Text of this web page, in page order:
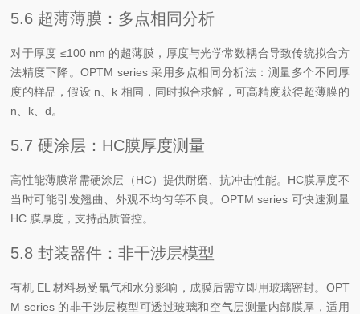
5.6 超薄薄膜：多点相同分析
对于厚度 ≤100 nm 的超薄膜，厚度与光学常数耦合导致传统拟合方
法精度下降。OPTM series 采用多点相同分析法：测量多个不同厚
度的样品，假设 n、k 相同，同时拟合求解，可高精度获得超薄膜的
n、k、d。
5.7 硬涂层：HC膜厚度测量
高性能薄膜常需硬涂层（HC）提供耐磨、抗冲击性能。HC膜厚度不
当时可能引发翘曲、外观不均匀等不良。OPTM series 可快速测量
HC 膜厚度，支持品质管控。
5.8 封装器件：非干涉层模型
有机 EL 材料易受氧气和水分影响，成膜后需立即用玻璃密封。OPT
M series 的非干涉层模型可透过玻璃和空气层测量内部膜厚，适用